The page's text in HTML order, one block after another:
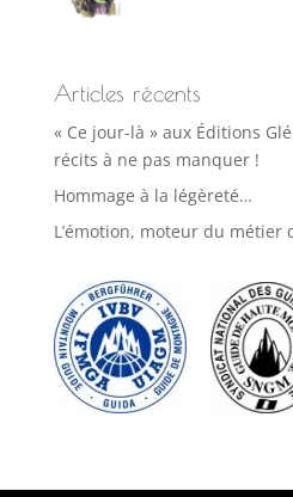
Articles récents
« Ce jour-là » aux Éditions
récits à ne pas manquer !
Hommage à la légèreté…
L’émotion, moteur du métier